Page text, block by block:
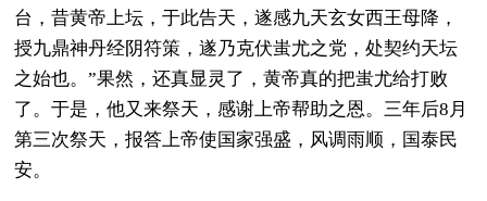
台，昔黄帝上坛，于此告天，遂感九天玄女西王母降，
授九鼎神丹经阴符策，遂乃克伏蚩尤之党，处契约天坛
之始也。”果然，还真显灵了，黄帝真的把蚩尤给打败
了。于是，他又来祭天，感谢上帝帮助之恩。三年后8月
第三次祭天，报答上帝使国家强盛，风调雨顺，国泰民
安。